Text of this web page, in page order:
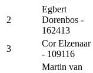
2
Egbert
Dorenbos -
162413
3
Cor Elzenaar
- 109116
Martin van